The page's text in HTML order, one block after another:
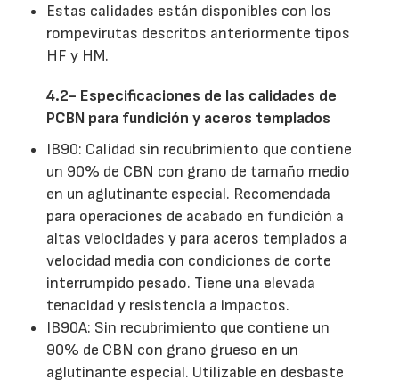
Estas calidades están disponibles con los
rompevirutas descritos anteriormente tipos
HF y HM.
4.2- Especificaciones de las calidades de
PCBN para fundición y aceros templados
IB90: Calidad sin recubrimiento que contiene
un 90% de CBN con grano de tamaño medio
en un aglutinante especial. Recomendada
para operaciones de acabado en fundición a
altas velocidades y para aceros templados a
velocidad media con condiciones de corte
interrumpido pesado. Tiene una elevada
tenacidad y resistencia a impactos.
IB90A: Sin recubrimiento que contiene un
90% de CBN con grano grueso en un
aglutinante especial. Utilizable en desbaste